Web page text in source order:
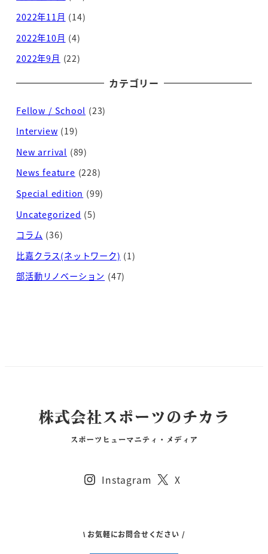
2022年11月 (14)
2022年10月 (4)
2022年9月 (22)
カテゴリー
Fellow / School (23)
Interview (19)
New arrival (89)
News feature (228)
Special edition (99)
Uncategorized (5)
コラム (36)
比嘉クラス(ネットワーク) (1)
部活動リノベーション (47)
Instagram X
\ お気軽にお問合せください /